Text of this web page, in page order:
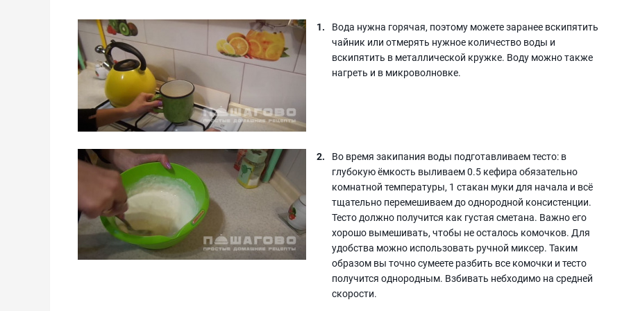
Вода нужна горячая, поэтому можете заранее вскипятить
чайник или отмерять нужное количество воды и
вскипятить в металлической кружке. Воду можно также
нагреть и в микроволновке.
Во время закипания воды подготавливаем тесто: в
глубокую ёмкость выливаем 0.5 кефира обязательно
комнатной температуры, 1 стакан муки для начала и всё
тщательно перемешиваем до однородной консистенции.
Тесто должно получится как густая сметана. Важно его
хорошо вымешивать, чтобы не осталось комочков. Для
удобства можно использовать ручной миксер. Таким
образом вы точно сумеете разбить все комочки и тесто
получится однородным. Взбивать небходимо на средней
скорости.